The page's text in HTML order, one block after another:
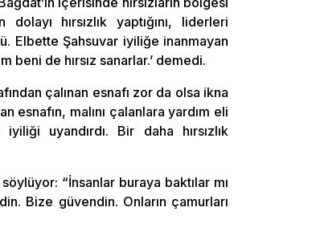
hırsızlık yaptığını, liderleri
Elbette Şahsuvar iyiliğe inanmayan
beni de hırsız sanarlar.’ demedi.
çalınan esnafı zor da olsa ikna
esnafın, malını çalanlara yardım eli
uyandırdı. Bir daha hırsızlık
“İnsanlar buraya baktılar mı
Bize güvendin. Onların çamurları